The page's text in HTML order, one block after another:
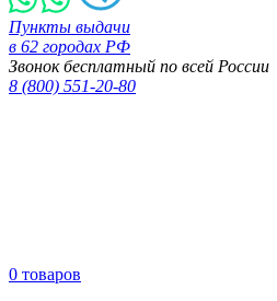
Пункты выдачи
в 62 городах РФ
Звонок бесплатный по всей России
8 (800) 551-20-80
0 товаров